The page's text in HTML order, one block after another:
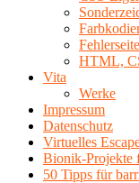
HTML,
Vita
Werke
Impressum
Datenschutz
Virtuelles
Bionik-Projekte
50 Tipps für